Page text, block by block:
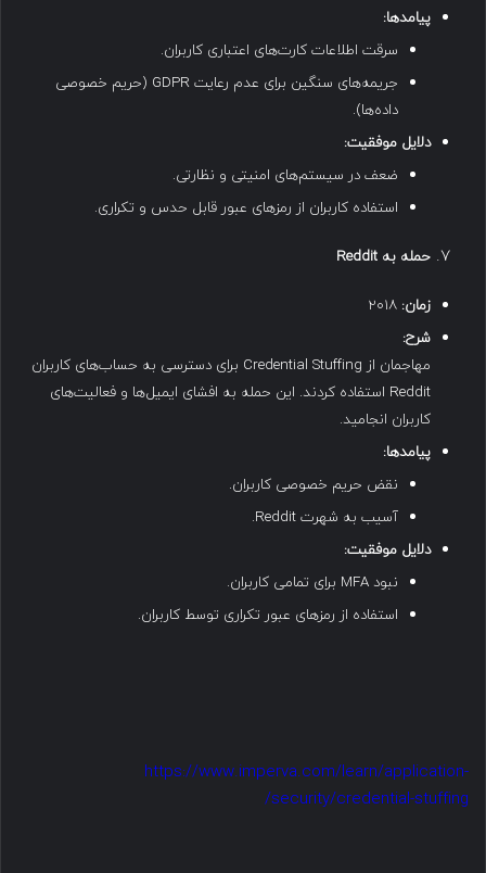
پیامدها:
سرقت اطلاعات کارت‌های اعتباری کاربران.
جریمه‌های سنگین برای عدم رعایت GDPR (حریم خصوصی
داده‌ها).
دلایل موفقیت:
ضعف در سیستم‌های امنیتی و نظارتی.
استفاده کاربران از رمزهای عبور قابل حدس و تکراری.
حمله به
زمان:
شرح:
مهاجمان از Credential Stuffing برای دسترسی به حساب‌های کاربران
Reddit استفاده کردند. این حمله به افشای ایمیل‌ها و فعالیت‌های
کاربران انجامید.
پیامدها:
نقض حریم خصوصی کاربران.
آسیب به شهرت Reddit.
دلایل موفقیت:
نبود MFA برای تمامی کاربران.
استفاده از رمزهای عبور تکراری توسط کاربران.
https://www.imperva.com/learn/application-
security/credential-stuffing/